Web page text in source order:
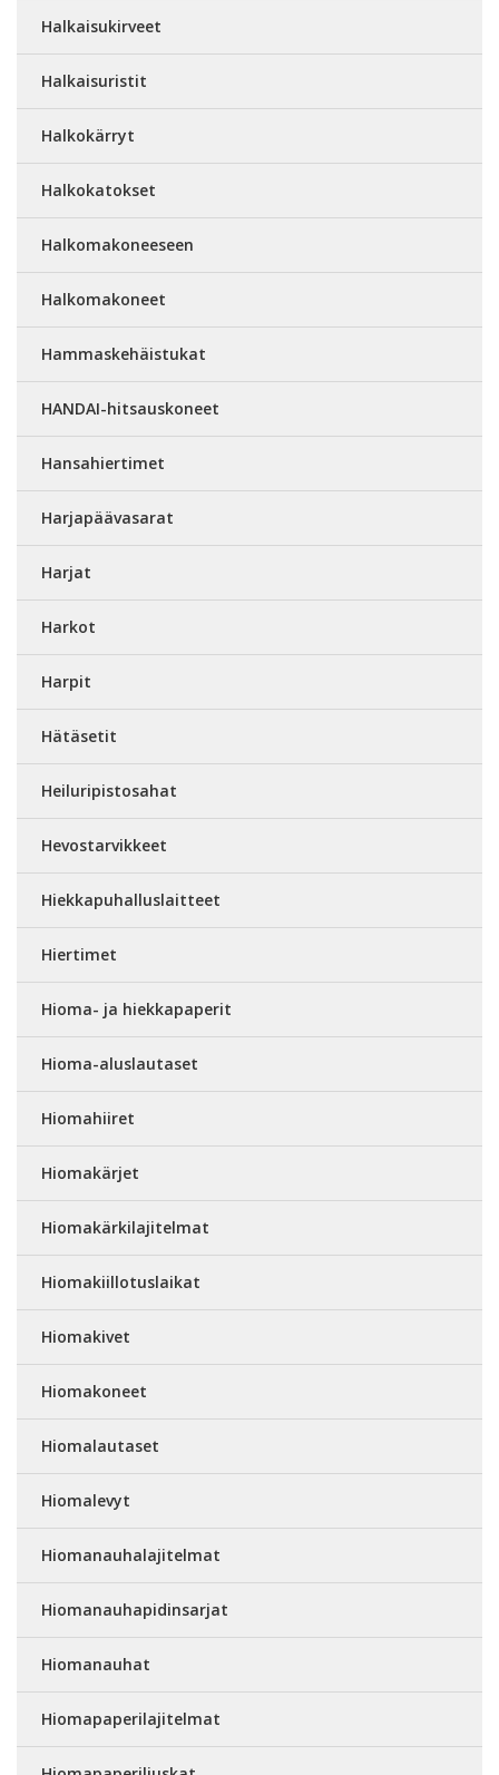
Halkaisukirveet
Halkaisuristit
Halkokärryt
Halkokatokset
Halkomakoneeseen
Halkomakoneet
Hammaskehäistukat
HANDAI-hitsauskoneet
Hansahiertimet
Harjapäävasarat
Harjat
Harkot
Harpit
Hätäsetit
Heiluripistosahat
Hevostarvikkeet
Hiekkapuhalluslaitteet
Hiertimet
Hioma- ja hiekkapaperit
Hioma-aluslautaset
Hiomahiiret
Hiomakärjet
Hiomakärkilajitelmat
Hiomakiillotuslaikat
Hiomakivet
Hiomakoneet
Hiomalautaset
Hiomalevyt
Hiomanauhalajitelmat
Hiomanauhapidinsarjat
Hiomanauhat
Hiomapaperilajitelmat